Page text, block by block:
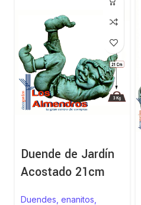
Duende de Jardín
Acostado 21cm
Duendes, enanitos,